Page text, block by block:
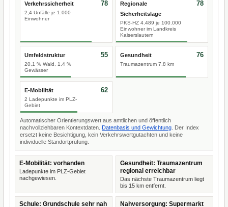
Verkehrssicherheit
2,4 Unfälle je 1.000
Einwohner
78
Regionale
Sicherheitslage
PKS-HZ 4.489 je 100.000
Einwohner im Landkreis
Kaiserslautern
78
Umfeldstruktur
20,1 % Wald, 1,4 %
Gewässer
55 Gesundheit
Traumazentrum 7,8 km
76
E-Mobilität
2 Ladepunkte im PLZ-
Gebiet
62
Automatischer Orientierungswert aus amtlichen und öffentlich
nachvollziehbaren Kontextdaten. Datenbasis und Gewichtung . Der Index
ersetzt keine Besichtigung, kein Verkehrswertgutachten und keine
individuelle Standortprüfung.
E-Mobilität: vorhanden
Ladepunkte im PLZ-Gebiet
nachgewiesen.
Gesundheit: Traumazentrum
regional erreichbar
Das nächste Traumazentrum liegt
bis 15 km entfernt.
Schule: Grundschule sehr nah
Nahversorgung: Supermarkt